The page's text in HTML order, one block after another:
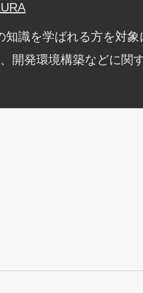
知識を学ばれる方を対
開発環境構築などに関